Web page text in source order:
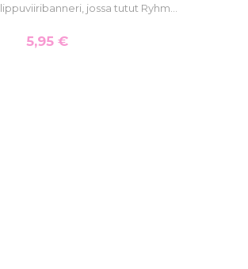
lippuviiribanneri, jossa tutut Ryhm…
5,95 €